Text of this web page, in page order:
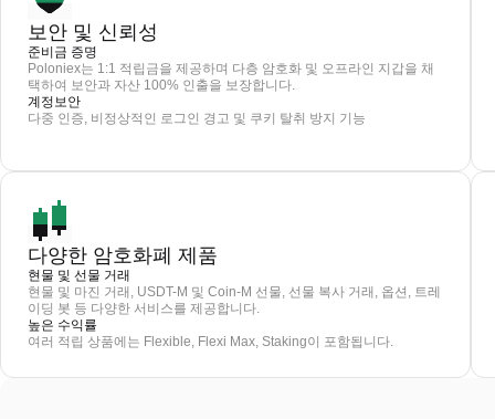
보안 및 신뢰성
준비금 증명
Poloniex는 1:1 적립금을 제공하며 다층 암호화 및 오프라인 지갑을 채
택하여 보안과 자산 100% 인출을 보장합니다.
계정보안
다중 인증, 비정상적인 로그인 경고 및 쿠키 탈취 방지 기능
다양한 암호화폐 제품
현물 및 선물 거래
현물 및 마진 거래, USDT-M 및 Coin-M 선물, 선물 복사 거래, 옵션, 트레
이딩 봇 등 다양한 서비스를 제공합니다.
높은 수익률
여러 적립 상품에는 Flexible, Flexi Max, Staking이 포함됩니다.